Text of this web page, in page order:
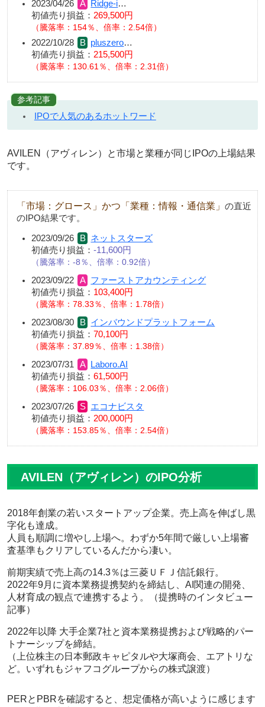
2023/04/26 Ridge-i…
初値売り損益： 269,500円
（騰落率：154％、倍率：2.54倍）
2022/10/28 pluszero…
初値売り損益： 215,500円
（騰落率：130.61％、倍率：2.31倍）
参考記事
IPOで人気のあるホットワード
AVILEN（アヴィレン）と市場と業種が同じIPOの上場結果
です。
「市場：グロース」かつ「業種：情報・通信業」 の直近
のIPO結果です。
2023/09/26
ネットスターズ
初値売り損益： -11,600円
騰落率：-8％、倍率：0.92倍
2023/09/22
ファーストアカウンティング
初値売り損益： 103,400円
騰落率：78.33％、倍率：1.78倍
2023/08/30
インバウンドプラットフォーム
初値売り損益： 70,100円
騰落率：37.89％、倍率：1.38倍
2023/07/31
Laboro.AI
初値売り損益： 61,500円
騰落率：106.03％、倍率：2.06倍
2023/07/26
エコナビスタ
初値売り損益： 200,000円
騰落率：153.85％、倍率：2.54倍
AVILEN（アヴィレン）のIPO分析
2018年創業の若いスタートアップ企業。売上高を伸ばし黒
字化も達成。
人員も順調に増やし上場へ。わずか5年間で厳しい上場審
査基準もクリアしているんだから凄い。
前期実績で売上高の14.3％は三菱ＵＦＪ信託銀行。
2022年9月に資本業務提携契約を締結し、AI関連の開発、
人材育成の観点で連携するよう。（提携時のインタビュー
記事）
2022年以降 大手企業7社と資本業務提携および戦略的パー
トナーシップを締結。
（上位株主の日本郵政キャピタルや大塚商会、エアトリな
ど。いずれもジャフコグループからの株式譲渡）
PERとPBRを確認すると、想定価格が高いように感じます